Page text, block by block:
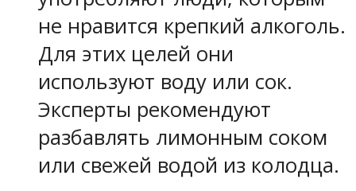
не нравится крепкий алкоголь.
Для этих целей они
используют воду или сок.
Эксперты рекомендуют
разбавлять лимонным соком
или свежей водой из колодца.